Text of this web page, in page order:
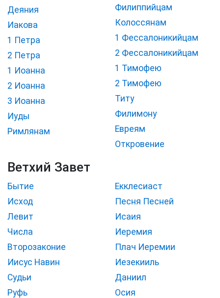
Деяния
Иакова
1 Петра
2 Петра
1 Иоанна
2 Иоанна
3 Иоанна
Иуды
Римлянам
Филиппийцам
Колоссянам
1 Фессалоникийцам
2 Фессалоникийцам
1 Тимофею
2 Тимофею
Титу
Филимону
Евреям
Откровение
Ветхий Завет
Бытие
Исход
Левит
Числа
Второзаконие
Иисус Навин
Судьи
Руфь
Екклесиаст
Песня Песней
Исаия
Иеремия
Плач Иеремии
Иезекииль
Даниил
Осия